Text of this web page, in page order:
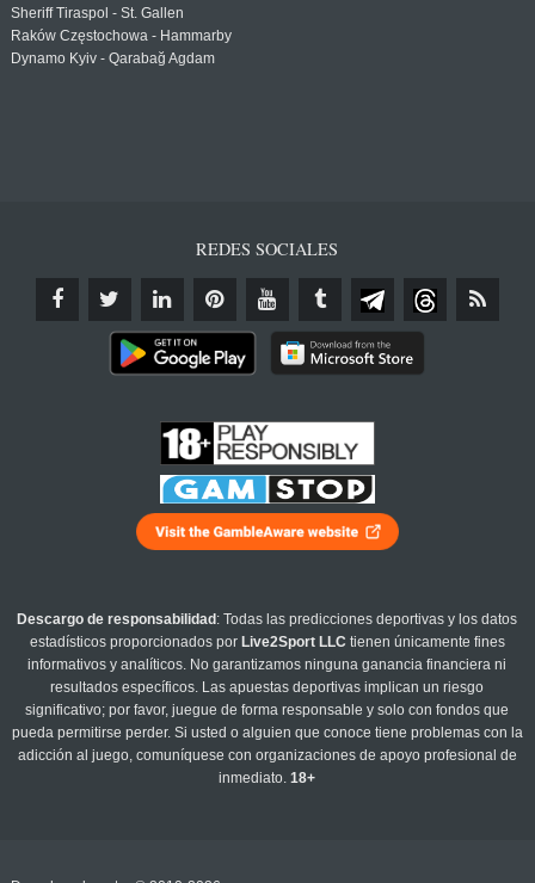
Sheriff Tiraspol - St. Gallen
Raków Częstochowa - Hammarby
Dynamo Kyiv - Qarabağ Agdam
REDES SOCIALES
Descargo de responsabilidad : Todas las predicciones deportivas y los datos
estadísticos proporcionados por Live2Sport LLC tienen únicamente fines
informativos y analíticos. No garantizamos ninguna ganancia financiera ni
resultados específicos. Las apuestas deportivas implican un riesgo
significativo; por favor, juegue de forma responsable y solo con fondos que
pueda permitirse perder. Si usted o alguien que conoce tiene problemas con la
adicción al juego, comuníquese con organizaciones de apoyo profesional de
inmediato.18+